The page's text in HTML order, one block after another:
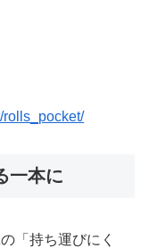
rolls_pocket/
一本に
「持ち運びにく